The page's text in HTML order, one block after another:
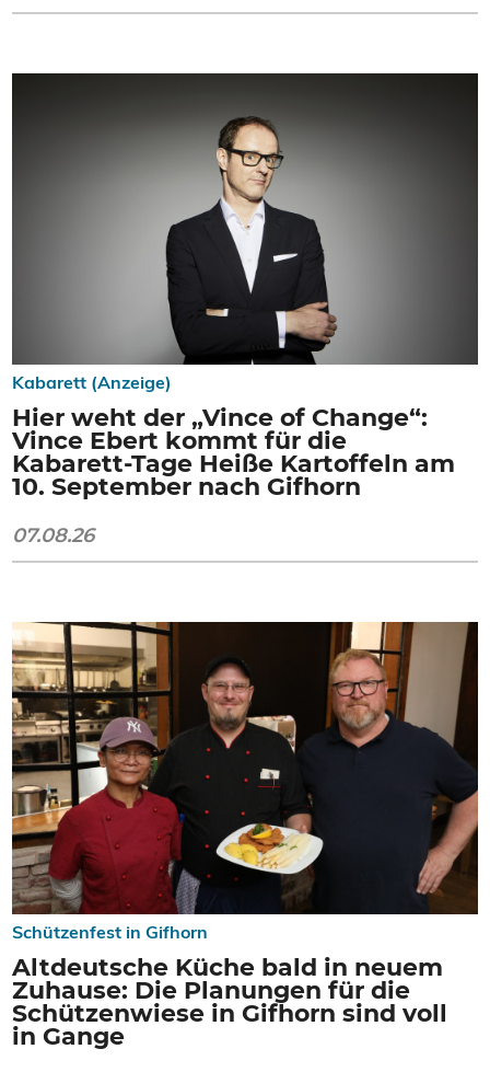
Kabarett (Anzeige)
Hier weht der „Vince of Change“:
Vince Ebert kommt für die
Kabarett-Tage Heiße Kartoffeln am
10. September nach Gifhorn
07.08.26
Schützenfest in Gifhorn
Altdeutsche Küche bald in neuem
Zuhause: Die Planungen für die
Schützenwiese in Gifhorn sind voll
in Gange